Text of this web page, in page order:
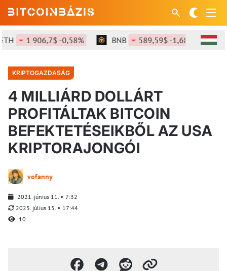
1 906,7$ -0,58% BNB 589,59$ -1,68%
KRIPTOGAZDASÁG
4 MILLIÁRD DOLLÁRT
PROFITÁLTAK BITCOIN
BEFEKTETÉSEIKBŐL AZ USA
KRIPTORAJONGÓI
vofanny
2021. június 11.
7:32
2025. július 15.
17:44
10